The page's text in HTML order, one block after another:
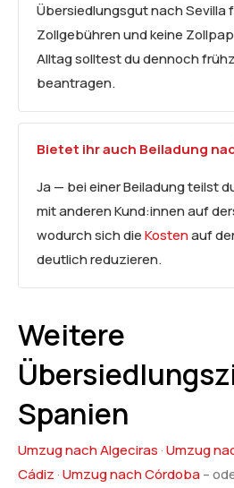
Übersiedlungsgut nach Sevilla
Zollgebühren und keine
Alltag solltest du dennoch
beantragen.
Bietet ihr auch Beiladung
Ja — bei einer Beiladung teilst
mit anderen Kund:innen auf
wodurch sich dieKostenauf
deutlich reduzieren.
Weitere
Spanien
Umzug nach Algeciras ·Umzug
Cádiz ·Umzug nach Córdoba–